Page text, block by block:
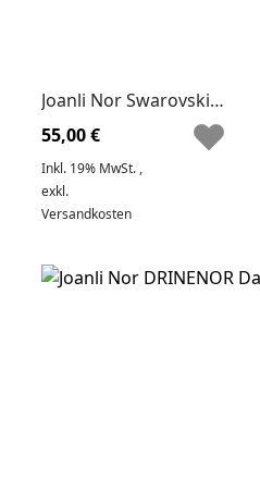
Joanli Nor Swarovski Damen Armband Amy Nor
55,00 €
Inkl. 19% MwSt. ,
exkl.
Versandkosten